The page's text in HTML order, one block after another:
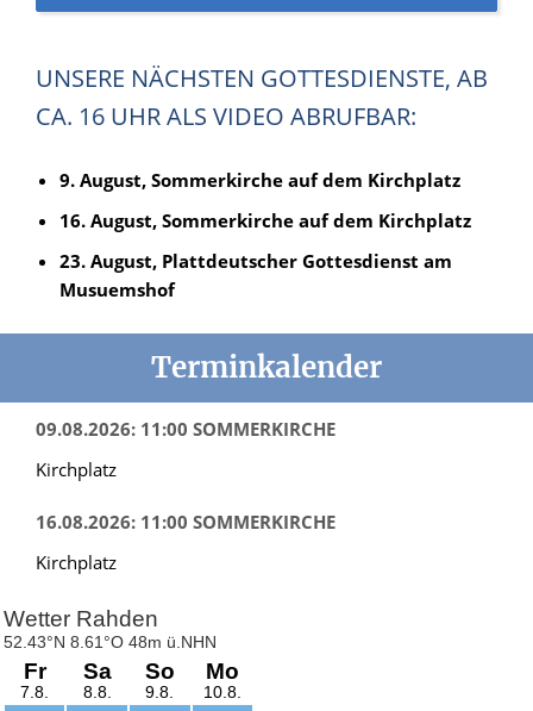
UNSERE NÄCHSTEN GOTTESDIENSTE, AB
CA. 16 UHR ALS VIDEO ABRUFBAR:
9. August, Sommerkirche auf dem Kirchplatz
16. August, Sommerkirche auf dem Kirchplatz
23. August, Plattdeutscher Gottesdienst am
Musuemshof
Terminkalender
09.08.2026: 11:00 SOMMERKIRCHE
Kirchplatz
16.08.2026: 11:00 SOMMERKIRCHE
Kirchplatz